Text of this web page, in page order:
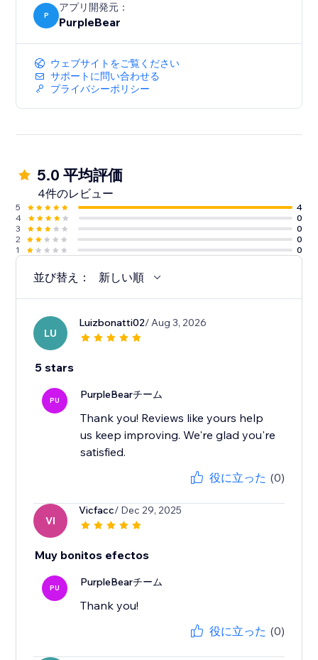
P
アプリ開発元：
PurpleBear
ウェブサイトをご覧ください
サポートに問い合わせる
プライバシーポリシー
5.0 平均評価
4件のレビュー
5
4
4
0
3
0
2
0
1
0
並び替え： 新しい順
LU
Luizbonatti02/ Aug 3, 2026
5 stars
PU PurpleBearチーム
Thank you! Reviews like yours help
us keep improving. We're glad you're
satisfied.
役に立った (0)
VI
Vicfacc/ Dec 29, 2025
Muy bonitos efectos
PU PurpleBearチーム
Thank you!
役に立った (0)